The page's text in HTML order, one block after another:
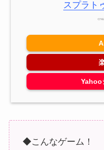
スプラト
Yahoo
◆こんなゲーム！